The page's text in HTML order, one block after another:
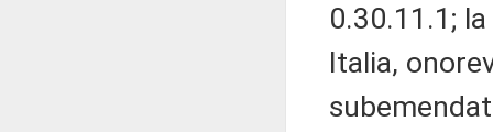
0.30.11.1;
Italia,